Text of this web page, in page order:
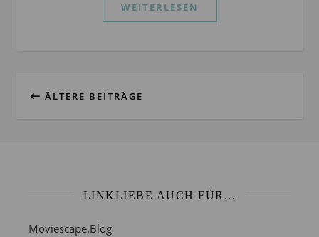
WEITERLESEN
ÄLTERE BEITRÄGE
LINKLIEBE AUCH FÜR...
Moviescape.Blog